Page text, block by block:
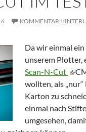
KOMMENTAR
Da wir einmal
unserem Plotter,
Scan-N-Cut
wollten, als
Karton zu
einmal nach
umgesehen,